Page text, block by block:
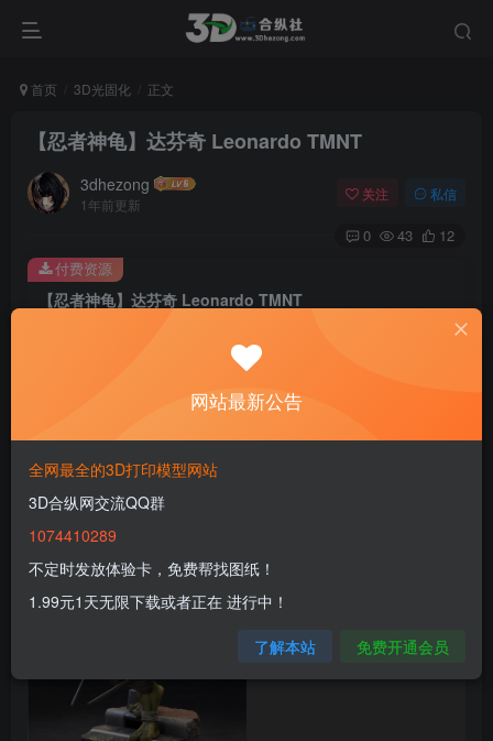
首页 3D光固化 正文
【忍者神龟】达芬奇 Leonardo TMNT
3dhezong
1年前更新
关注 私信
0 43 12
【忍者神龟】达芬奇 Leonardo TMNT
100
免费
付费资源
网站最新公告
全网最全的3D打印模型网站
3D合纵网交流QQ群
1074410289
不定时发放体验卡，免费帮找图纸！
1.99元1天无限下载或者正在 进行中！
了解本站 免费开通会员